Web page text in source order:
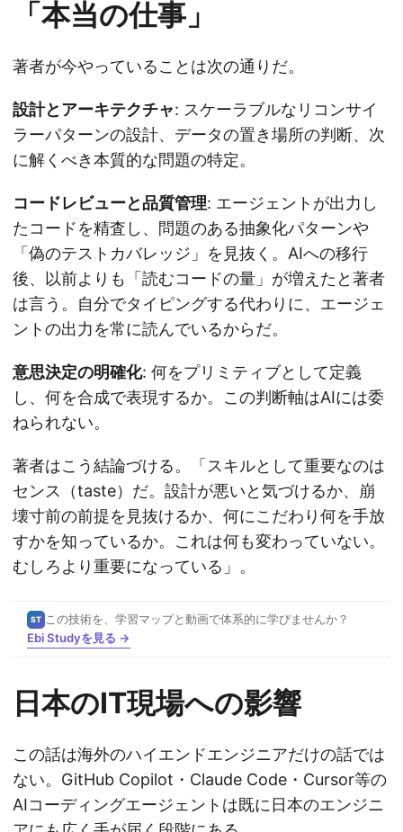
「本当の仕事」
著者が今やっていることは次の通りだ。
設計とアーキテクチャ: スケーラブルなリコンサイ
ラーパターンの設計、データの置き場所の判断、次
に解くべき本質的な問題の特定。
コードレビューと品質管理: エージェントが出力し
たコードを精査し、問題のある抽象化パターンや
「偽のテストカバレッジ」を見抜く。AIへの移行
後、以前よりも「読むコードの量」が増えたと著者
は言う。自分でタイピングする代わりに、エージェ
ントの出力を常に読んでいるからだ。
意思決定の明確化: 何をプリミティブとして定義
し、何を合成で表現するか。この判断軸はAIには委
ねられない。
著者はこう結論づける。「スキルとして重要なのは
センス（taste）だ。設計が悪いと気づけるか、崩
壊寸前の前提を見抜けるか、何にこだわり何を手放
すかを知っているか。これは何も変わっていない。
むしろより重要になっている」。
ST この技術を、学習マップと動画で体系的に学びませんか？
Ebi Studyを見る →
日本のIT現場への影響
この話は海外のハイエンドエンジニアだけの話では
ない。GitHub Copilot・Claude Code・Cursor等の
AIコーディングエージェントは既に日本のエンジニ